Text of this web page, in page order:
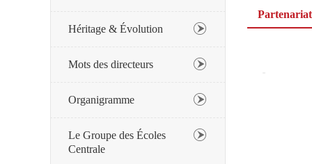
Héritage & Évolution
Mots des directeurs
Organigramme
Le Groupe des Écoles
Centrale